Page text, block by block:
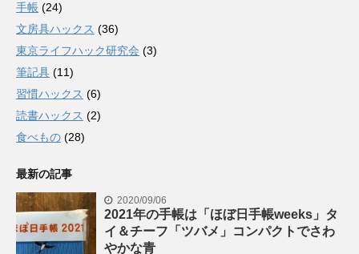
手帳 (24)
文房具ハックス (36)
東京ライフハック研究会 (3)
筆記具 (11)
習慣ハックス (6)
読書ハックス (2)
食べもの (28)
最新の記事
2020/09/06
2021年の手帳は「ほぼ日手帳weeks」タ
イ＆チーフ「ツバメ」コンパクトでさわ
やかな青